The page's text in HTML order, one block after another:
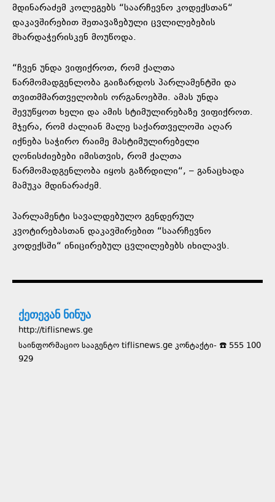
მდინარაძემ კოლეგებს “საარჩევნო კოდექსთან“
დაკავშირებით შეთავაზებული ცვლილებების
მხარდაჭერისკენ მოუწოდა.
“ჩვენ უნდა ვიფიქროთ, რომ ქალთა
წარმომადგენლობა გაიზარდოს პარლამენტში და
თვითმმართველობის ორგანოებში. ამას უნდა
შევუწყოთ ხელი და ამის სტიმულირებაზე ვიფიქროთ.
მჯერა, რომ ძალიან მალე საქართველოში აღარ
იქნება საჭირო რაიმე მასტიმულირებელი
ღონისძიებები იმისთვის, რომ ქალთა
წარმომადგენლობა იყოს გაზრდილი“, – განაცხადა
მამუკა მდინარაძემ.
პარლამენტი სავალდებულო გენდერულ
კვოტირებასთან დაკავშირებით “საარჩევნო
კოდექსში“ ინიცირებულ ცვლილებებს იხილავს.
ქეთევან ნინუა
http://tiflisnews.ge
საინფორმაციო სააგენტო tiflisnews.ge კონტაქტი- ☎️ 555 100
929